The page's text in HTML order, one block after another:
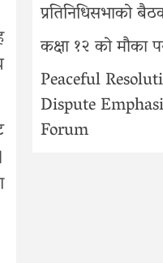
प्रतिनिधिसभाको
कक्षा १२ को मौका
Peaceful
Dispute
Forum